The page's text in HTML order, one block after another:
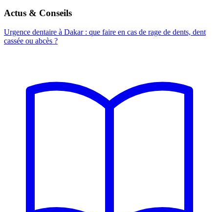
Actus & Conseils
Urgence dentaire à Dakar : que faire en cas de rage de dents, dent
cassée ou abcès ?